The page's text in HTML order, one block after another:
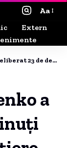
Aa
Extern
masivă înainte de scrutinul prezidențial.
a